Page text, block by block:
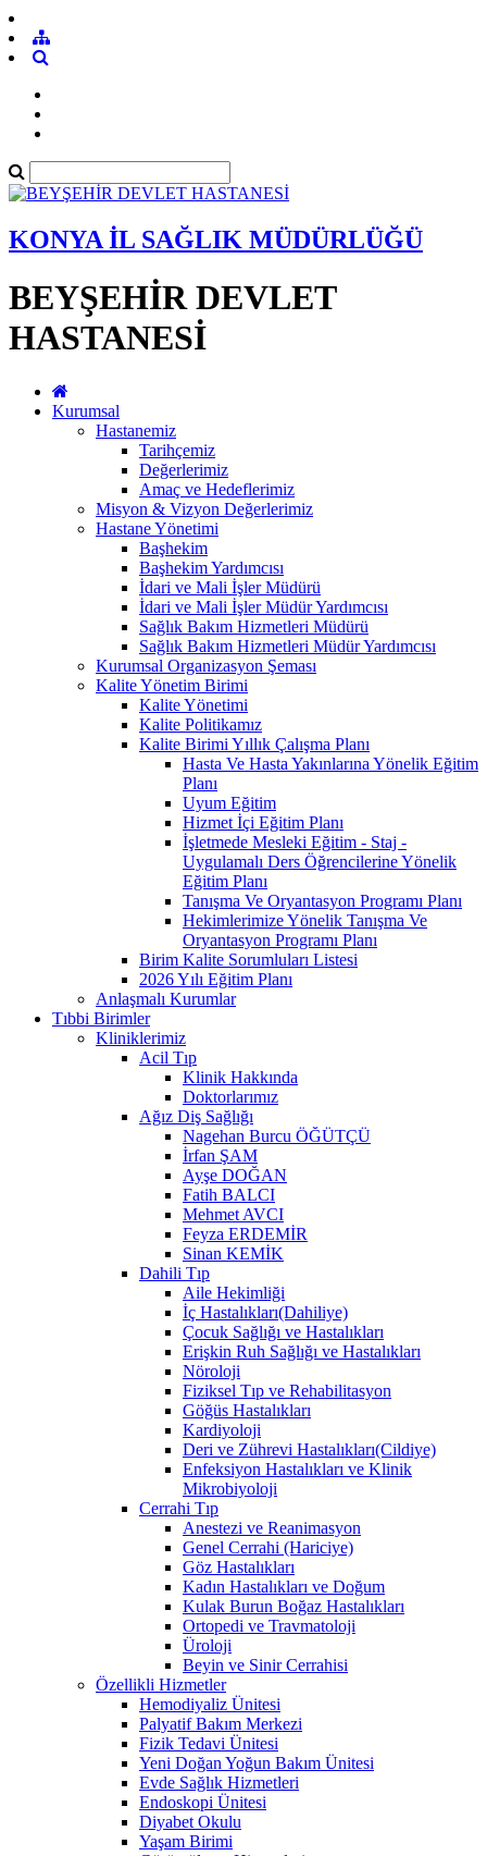
KONYA İL SAĞLIK MÜDÜRLÜĞÜ
BEYŞEHİR DEVLET
HASTANESİ
Kurumsal
Hastanemiz
Tarihçemiz
Değerlerimiz
Amaç ve Hedeflerimiz
Misyon & Vizyon Değerlerimiz
Hastane Yönetimi
Başhekim
Başhekim Yardımcısı
İdari ve Mali İşler Müdürü
İdari ve Mali İşler Müdür Yardımcısı
Sağlık Bakım Hizmetleri Müdürü
Sağlık Bakım Hizmetleri Müdür Yardımcısı
Kurumsal Organizasyon Şeması
Kalite Yönetim Birimi
Kalite Yönetimi
Kalite Politikamız
Kalite Birimi Yıllık Çalışma Planı
Hasta Ve Hasta Yakınlarına Yönelik Eğitim
Planı
Uyum Eğitim
Hizmet İçi Eğitim Planı
İşletmede Mesleki Eğitim - Staj -
Uygulamalı Ders Öğrencilerine Yönelik
Eğitim Planı
Tanışma Ve Oryantasyon Programı Planı
Hekimlerimize Yönelik Tanışma Ve
Oryantasyon Programı Planı
Birim Kalite Sorumluları Listesi
2026 Yılı Eğitim Planı
Anlaşmalı Kurumlar
Tıbbi Birimler
Kliniklerimiz
Acil Tıp
Klinik Hakkında
Doktorlarımız
Ağız Diş Sağlığı
Nagehan Burcu ÖĞÜTÇÜ
İrfan ŞAM
Ayşe DOĞAN
Fatih BALCI
Mehmet AVCI
Feyza ERDEMİR
Sinan KEMİK
Dahili Tıp
Aile Hekimliği
İç Hastalıkları(Dahiliye)
Çocuk Sağlığı ve Hastalıkları
Erişkin Ruh Sağlığı ve Hastalıkları
Nöroloji
Fiziksel Tıp ve Rehabilitasyon
Göğüs Hastalıkları
Kardiyoloji
Deri ve Zührevi Hastalıkları(Cildiye)
Enfeksiyon Hastalıkları ve Klinik
Mikrobiyoloji
Cerrahi Tıp
Anestezi ve Reanimasyon
Genel Cerrahi (Hariciye)
Göz Hastalıkları
Kadın Hastalıkları ve Doğum
Kulak Burun Boğaz Hastalıkları
Ortopedi ve Travmatoloji
Üroloji
Beyin ve Sinir Cerrahisi
Özellikli Hizmetler
Hemodiyaliz Ünitesi
Palyatif Bakım Merkezi
Fizik Tedavi Ünitesi
Yeni Doğan Yoğun Bakım Ünitesi
Evde Sağlık Hizmetleri
Endoskopi Ünitesi
Diyabet Okulu
Yaşam Birimi